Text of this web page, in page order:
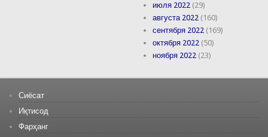
июля 2022 (29)
августа 2022 (160)
сентября 2022 (169)
октября 2022 (50)
ноября 2022 (23)
Сиёсат
Иқтисод
Фарҳанг